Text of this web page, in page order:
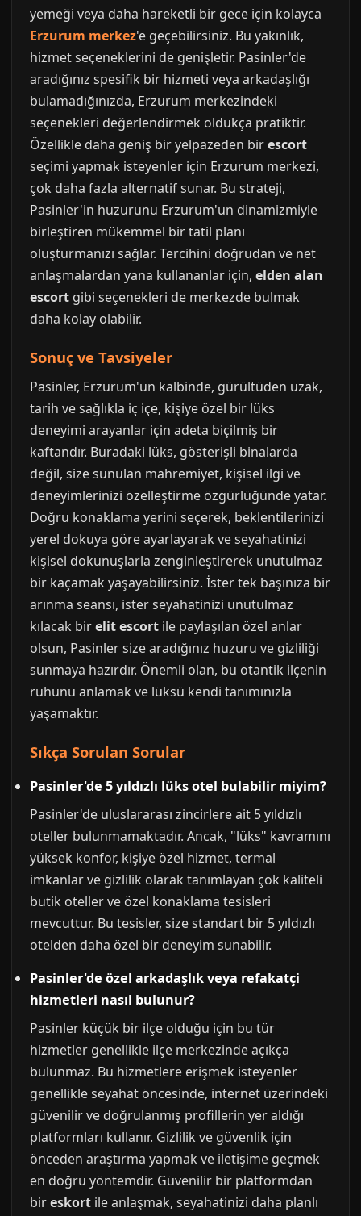
yemeği veya daha hareketli bir gece için kolayca
Erzurum merkez'e geçebilirsiniz. Bu yakınlık,
hizmet seçeneklerini de genişletir. Pasinler'de
aradığınız spesifik bir hizmeti veya arkadaşlığı
bulamadığınızda, Erzurum merkezindeki
seçenekleri değerlendirmek oldukça pratiktir.
Özellikle daha geniş bir yelpazeden birescort
seçimi yapmak isteyenler için Erzurum merkezi,
çok daha fazla alternatif sunar. Bu strateji,
Pasinler'in huzurunu Erzurum'un dinamizmiyle
birleştiren mükemmel bir tatil planı
oluşturmanızı sağlar. Tercihini doğrudan ve net
anlaşmalardan yana kullananlar için, elden alan
escort gibi seçenekleri de merkezde bulmak
daha kolay olabilir.
Sonuç ve Tavsiyeler
Pasinler, Erzurum'un kalbinde, gürültüden uzak,
tarih ve sağlıkla iç içe, kişiye özel bir lüks
deneyimi arayanlar için adeta biçilmiş bir
kaftandır. Buradaki lüks, gösterişli binalarda
değil, size sunulan mahremiyet, kişisel ilgi ve
deneyimlerinizi özelleştirme özgürlüğünde yatar.
Doğru konaklama yerini seçerek, beklentilerinizi
yerel dokuya göre ayarlayarak ve seyahatinizi
kişisel dokunuşlarla zenginleştirerek unutulmaz
bir kaçamak yaşayabilirsiniz. İster tek başınıza bir
arınma seansı, ister seyahatinizi unutulmaz
kılacak birelit escort ile paylaşılan özel anlar
olsun, Pasinler size aradığınız huzuru ve gizliliği
sunmaya hazırdır. Önemli olan, bu otantik ilçenin
ruhunu anlamak ve lüksü kendi tanımınızla
yaşamaktır.
Sıkça Sorulan Sorular
Pasinler'de 5 yıldızlı lüks otel bulabilir miyim?
Pasinler'de uluslararası zincirlere ait 5 yıldızlı
oteller bulunmamaktadır. Ancak, "lüks" kavramını
yüksek konfor, kişiye özel hizmet, termal
imkanlar ve gizlilik olarak tanımlayan çok kaliteli
butik oteller ve özel konaklama tesisleri
mevcuttur. Bu tesisler, size standart bir 5 yıldızlı
otelden daha özel bir deneyim sunabilir.
Pasinler'de özel arkadaşlık veya refakatçi
hizmetleri nasıl bulunur?
Pasinler küçük bir ilçe olduğu için bu tür
hizmetler genellikle ilçe merkezinde açıkça
bulunmaz. Bu hizmetlere erişmek isteyenler
genellikle seyahat öncesinde, internet üzerindeki
güvenilir ve doğrulanmış profillerin yer aldığı
platformları kullanır. Gizlilik ve güvenlik için
önceden araştırma yapmak ve iletişime geçmek
en doğru yöntemdir. Güvenilir bir platformdan
bireskort ile anlaşmak, seyahatinizi daha planlı